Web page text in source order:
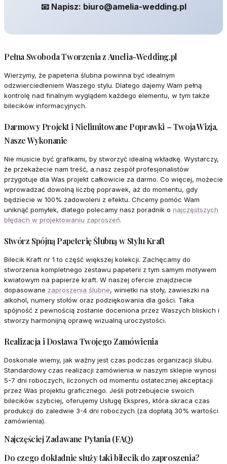
📧 Napisz: biuro@amelia-wedding.pl
Pełna Swoboda Tworzenia z Amelia-Wedding.pl
Wierzymy, że papeteria ślubna powinna być idealnym
odzwierciedleniem Waszego stylu. Dlatego dajemy Wam pełną
kontrolę nad finalnym wyglądem każdego elementu, w tym także
bilecików informacyjnych.
Darmowy Projekt i Nielimitowane Poprawki – Twoja Wizja,
Nasze Wykonanie
Nie musicie być grafikami, by stworzyć idealną wkładkę. Wystarczy,
że przekażecie nam treść, a nasz zespół profesjonalistów
przygotuje dla Was projekt całkowicie za darmo. Co więcej, możecie
wprowadzać dowolną liczbę poprawek, aż do momentu, gdy
będziecie w 100% zadowoleni z efektu. Chcemy pomóc Wam
uniknąć pomyłek, dlatego polecamy nasz poradnik o najczęstszych
błędach w projektowaniu zaproszeń.
Stwórz Spójną Papeterię Ślubną w Stylu Kraft
Bilecik Kraft nr 1 to część większej kolekcji. Zachęcamy do
stworzenia kompletnego zestawu papeterii z tym samym motywem
kwiatowym na papierze kraft. W naszej ofercie znajdziecie
dopasowane zaproszenia ślubne, winietki na stoły, zawieszki na
alkohol, numery stołów oraz podziękowania dla gości. Taka
spójność z pewnością zostanie doceniona przez Waszych bliskich i
stworzy harmonijną oprawę wizualną uroczystości.
Realizacja i Dostawa Twojego Zamówienia
Doskonale wiemy, jak ważny jest czas podczas organizacji ślubu.
Standardowy czas realizacji zamówienia w naszym sklepie wynosi
5-7 dni roboczych, liczonych od momentu ostatecznej akceptacji
przez Was projektu graficznego. Jeśli potrzebujecie swoich
bilecików szybciej, oferujemy Usługę Ekspres, która skraca czas
produkcji do zaledwie 3-4 dni roboczych (za dopłatą 30% wartości
zamówienia).
Najczęściej Zadawane Pytania (FAQ)
Do czego dokładnie służy taki bilecik do zaproszenia?